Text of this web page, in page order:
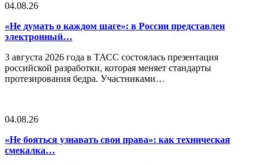
04.08.26
«Не думать о каждом шаге»: в России представлен
электронный…
3 августа 2026 года в ТАСС состоялась презентация
российской разработки, которая меняет стандарты
протезирования бедра. Участниками…
04.08.26
«Не бояться узнавать свои права»: как техническая
смекалка…